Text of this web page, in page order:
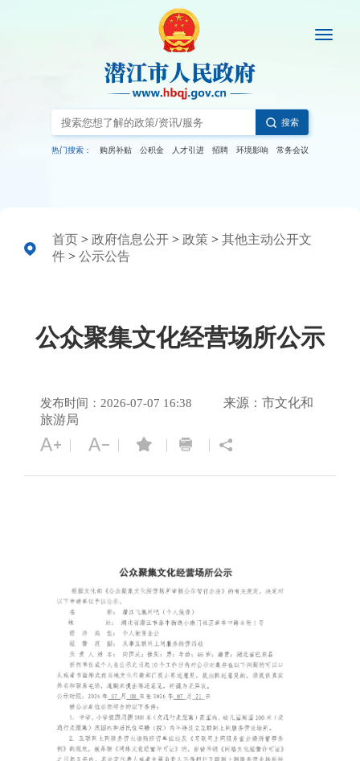
搜索
热门搜索： 购房补贴 公积金 人才引进 招聘 环境影响 常务会议
首页 > 政府信息公开 > 政策 > 其他主动公开文
件 > 公示公告
公众聚集文化经营场所公示
发布时间：2026-07-07 16:38
来源：市文化和
旅游局